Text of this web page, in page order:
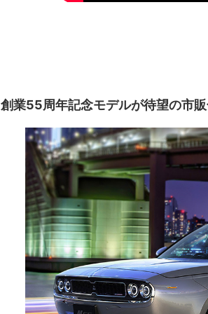
創業55周年記念モデルが待望の市